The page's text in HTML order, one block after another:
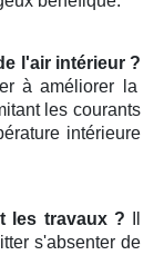
l'air intérieur ?
à améliorer la
les courants
intérieure
les travaux ?
s'absenter de